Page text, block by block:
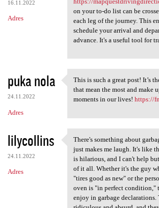
16.11.2022
Adres
on your to-do list can be
each leg of the journey. This
schedule your arrival and
advance. It's a useful tool for
puka nola
24.11.2022
Adres
This is such a great
This is such a great post! It’s
that mean the most and make
moments in our lives! https://
lilycollins
24.11.2022
Adres
There's something
There's something about
just makes me laugh. It's like
is hilarious, and I can't help
of it all. Whether it's the guy
"tires good as new" or the
oven is "in perfect condition,"
enjoy in garbage declarations.